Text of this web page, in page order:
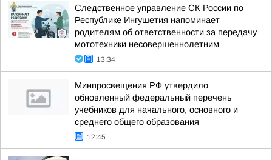
Следственное управление СК России по
Республике Ингушетия напоминает
родителям об ответственности за передачу
мототехники несовершеннолетним
13:34
Минпросвещения РФ утвердило
обновленный федеральный перечень
учебников для начального, основного и
среднего общего образования
12:45